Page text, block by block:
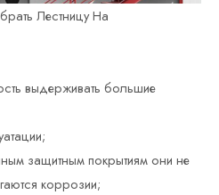
Лестницу На
выдерживать большие
защитным покрытиям они не
коррозии;